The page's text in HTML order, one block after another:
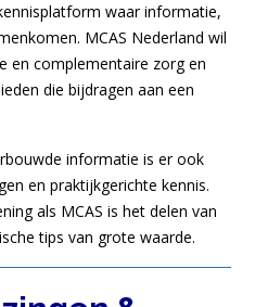
waar informatie,
MCAS Nederland wil
en complementaire zorg en
die bijdragen aan een
informatie is er ook
en praktijkgerichte kennis.
als MCAS is het delen van
tips van grote waarde.